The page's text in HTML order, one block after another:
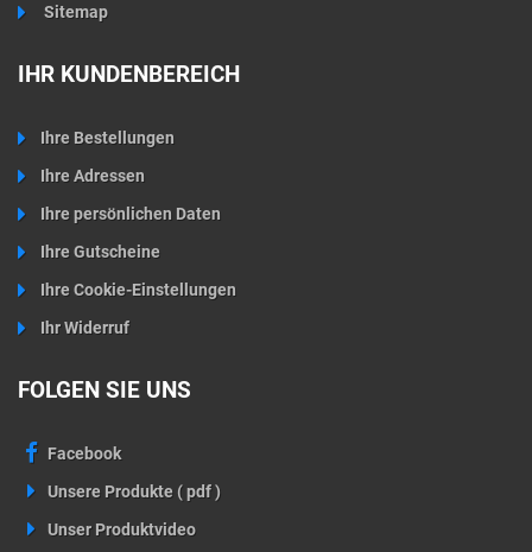
Sitemap
IHR KUNDENBEREICH
Ihre Bestellungen
Ihre Adressen
Ihre persönlichen Daten
Ihre Gutscheine
Ihre Cookie-Einstellungen
Ihr Widerruf
FOLGEN SIE UNS
Facebook
Unsere Produkte ( pdf )
Unser Produktvideo